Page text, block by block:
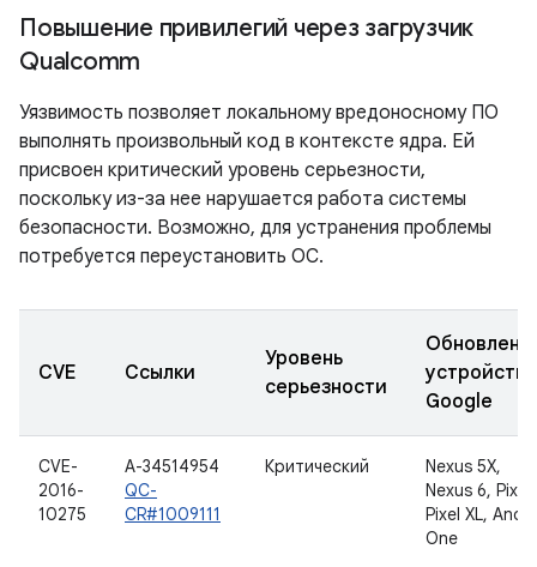
Повышение привилегий через загрузчик
Qualcomm
Уязвимость позволяет локальному вредоносному ПО
выполнять произвольный код в контексте ядра. Ей
присвоен критический уровень серьезности,
поскольку из-за нее нарушается работа системы
безопасности. Возможно, для устранения проблемы
потребуется переустановить ОС.
CVE Ссылки
Уровень
серьезности
устройства
Google
CVE-
2016-
10275
A-34514954
QC-
CR#1009111
Критический
Nexus 5X,
Nexus 6, Pixel,
Pixel XL,
One